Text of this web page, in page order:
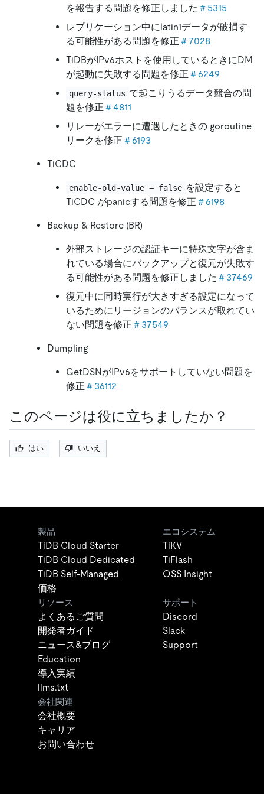
を報告する問題を修正しました ＃5315
レプリケーション中にlatin1データが破損す
る可能性がある問題を修正 ＃7028
TiDBがIPv6ホストを使用しているときにDM
が起動に失敗する問題を修正 ＃6249
query-status で起こりうるデータ競合の問
題を修正 ＃4811
リレーがエラーに遭遇したときの goroutine
リークを修正 ＃6193
TiCDC
enable-old-value = false を設定すると
TiCDC がpanicする問題を修正 ＃6198
Backup & Restore (BR)
外部ストレージの認証キーに特殊文字が含ま
れている場合にバックアップと復元が失敗す
る可能性がある問題を修正しました ＃37469
復元中に同時実行が大きすぎる設定になって
いるためにリージョンのバランスが取れてい
ない問題を修正 ＃37549
Dumpling
GetDSNがIPv6をサポートしていない問題を
修正 ＃36112
このページは役に立ちましたか？
はい いいえ
製品
TiDB Cloud Starter
TiDB Cloud Dedicated
TiDB Self-Managed
価格
エコシステム
TiKV
TiFlash
OSS Insight
リソース
よくあるご質問
開発者ガイド
ニュース&ブログ
Education
導入実績
llms.txt
サポート
Discord
Slack
Support
会社関連
会社概要
キャリア
お問い合わせ